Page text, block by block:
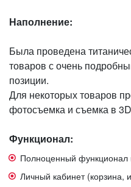
Наполнение:
Была проведена
товаров с очень
позиции.
Для некоторых товаров
фотосъемка и съемка в
Функционал:
Полноценный функционал
Личный кабинет (корзина,